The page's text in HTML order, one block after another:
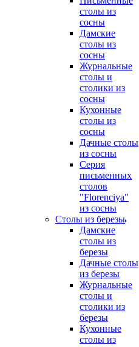
столы из
сосны
Дамские
столы из
сосны
Журнальные
столы и
столики из
сосны
Кухонные
столы из
сосны
Дачные столы
из сосны
Серия
письменных
столов
"Florenciya"
из сосны
Столы из березы
Дамские
столы из
березы
Дачные столы
из березы
Журнальные
столы и
столики из
березы
Кухонные
столы из